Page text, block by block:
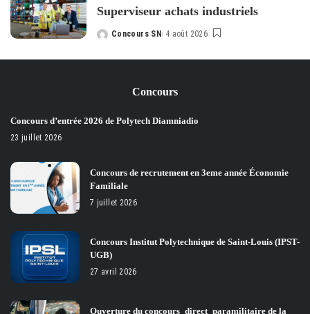
Superviseur achats industriels
Posted
Concours SN 4 août 2026
Concours
Concours d’entrée 2026 de Polytech Diamniadio
23 juillet 2026
Concours de recrutement en 3eme année Économie
Familiale
7 juillet 2026
Concours Institut Polytechnique de Saint-Louis (IPST-
UGB)
27 avril 2026
Ouverture du concours_direct_paramilitaire de la